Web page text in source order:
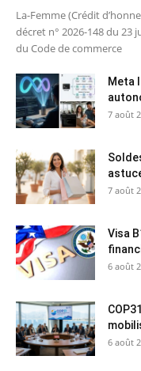
La-Femme (Crédit
décret n° 2026-148 du 23
du Code de commerce
Meta
7 août
7 août
Visa
6 août
6 août